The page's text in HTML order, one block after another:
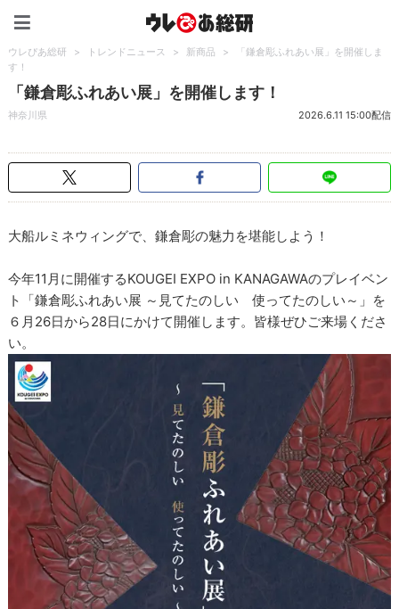
ウレぴあ総研 > トレンドニュース > 新商品 >
「鎌倉彫ふれあい展」を開催しま
す！
「鎌倉彫ふれあい展」を開催します！
神奈川県 2026.6.11 15:00配信
大船ルミネウィングで、鎌倉彫の魅力を堪能しよう！
今年11月に開催するKOUGEI EXPO in KANAGAWAのプレイベン
ト「鎌倉彫ふれあい展 ～見てたのしい 使ってたのしい～」を
６月26日から28日にかけて開催します。皆様ぜひご来場くださ
い。